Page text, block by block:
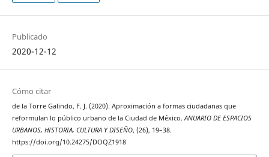
Publicado
2020-12-12
Cómo citar
de la Torre Galindo, F. J. (2020). Aproximación a formas ciudadanas que
reformulan lo público urbano de la Ciudad de México.ANUARIO DE ESPACIOS
URBANOS, HISTORIA, CULTURA Y DISEÑO, (26), 19–38.
https://doi.org/10.24275/DOQZ1918